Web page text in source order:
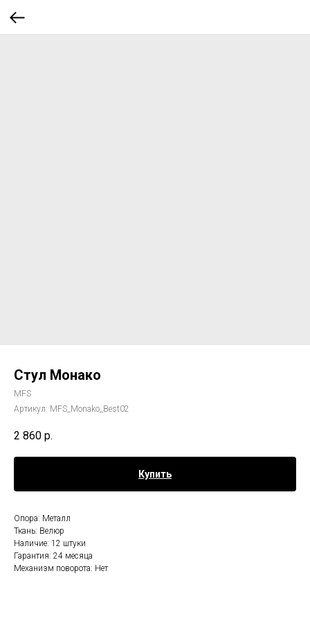
Стул Монако
MFS
Артикул: MFS_Monako_Best02
2 860 р.
Купить
Опора: Металл
Ткань: Велюр
Наличие: 12 штуки
Гарантия: 24 месяца
Механизм поворота: Нет